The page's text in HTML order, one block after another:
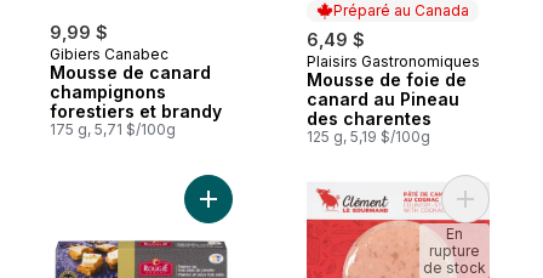
9,99 $
Gibiers Canabec
Mousse de canard
champignons
forestiers et brandy
175 g, 5,71 $/100g
Préparé au Canada
6,49 $
Préparé au Canada
Plaisirs Gastronomiques
Mousse de foie de
canard au Pineau
des charentes
125 g, 5,19 $/100g
Ajouter Parfait De Foie Gras De Canard
Ajouter
En
rupture
de stock